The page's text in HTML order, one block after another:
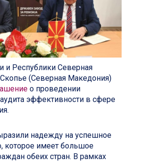
и Республики Северная
(Северная Македония)
о проведении
эффективности в сфере
надежду на успешное
которое имеет большое
обеих стран. В рамках